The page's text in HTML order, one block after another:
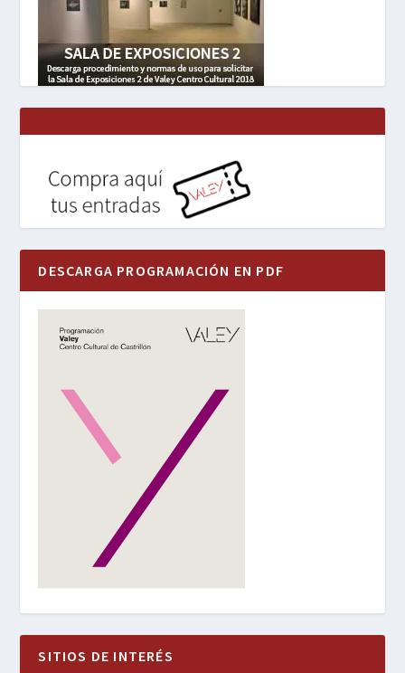
DESCARGA PROGRAMACIÓN EN PDF
SITIOS DE INTERÉS